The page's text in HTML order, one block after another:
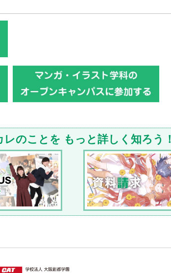
レのことを もっと詳しく知ろう！